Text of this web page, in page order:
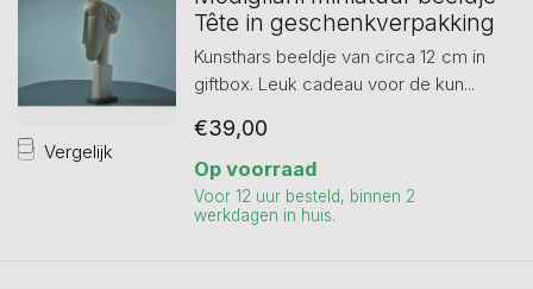
Vergelijk
Tête in geschenkverpakking
Kunsthars beeldje van circa 12 cm in
giftbox. Leuk cadeau voor de kun...
€39,00
Op voorraad
Voor 12 uur besteld, binnen 2
werkdagen in huis.